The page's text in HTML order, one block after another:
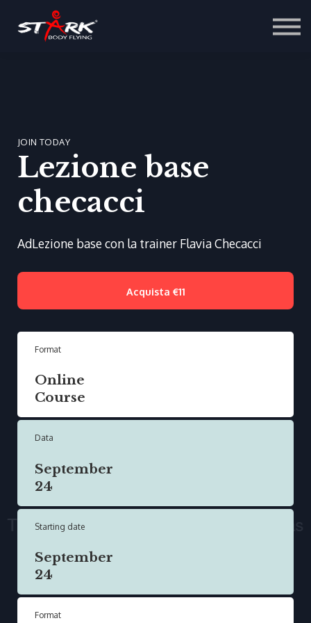
JOIN TODAY
Lezione base
checacci
AdLezione base con la trainer Flavia Checacci
Acquista €11
Format
Online
Course
Data
September
24
Starting date
September
24
Format